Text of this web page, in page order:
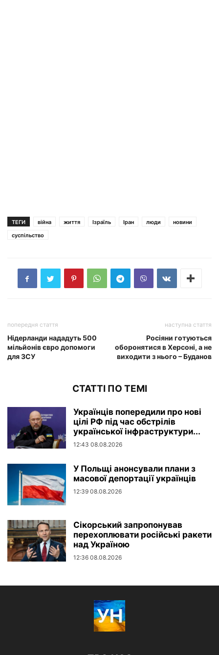
ТЕГИ війна життя Ізраїль Іран люди
новини
суспільство
попередня стаття
Нідерланди нададуть 500
мільйонів євро допомоги
для ЗСУ
наступна стаття
Росіяни готуються
оборонятися в Херсоні, а не
виходити з нього – Буданов
СТАТТІ ПО ТЕМІ
Українців попередили про нові
цілі РФ під час обстрілів
української інфраструктури...
12:43 08.08.2026
У Польщі анонсували плани з
масової депортації українців
12:39 08.08.2026
Сікорський запропонував
перехоплювати російські ракети
над Україною
12:36 08.08.2026